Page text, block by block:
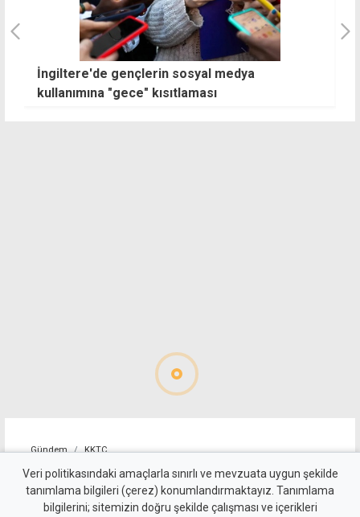
İngiltere'de gençlerin sosyal medya
kullanımına "gece" kısıtlaması
Gündem KKTC
10 kişi kalan Beşiktaş'tan
altın değerinde galibiyet
Veri politikasındaki amaçlarla sınırlı ve mevzuata uygun şekilde
tanımlama bilgileri (çerez) konumlandırmaktayız. Tanımlama
bilgilerini; sitemizin doğru şekilde çalışması ve içerikleri